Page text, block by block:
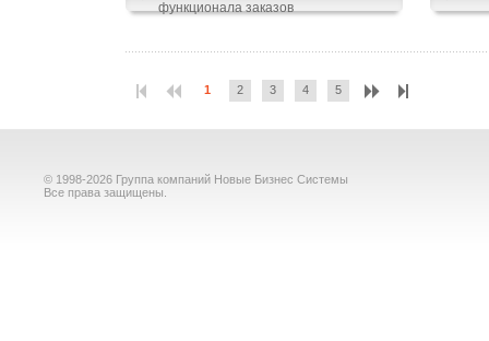
функционала заказов
1 2 3 4 5
© 1998-2026 Группа компаний Новые Бизнес Системы
Все права защищены.